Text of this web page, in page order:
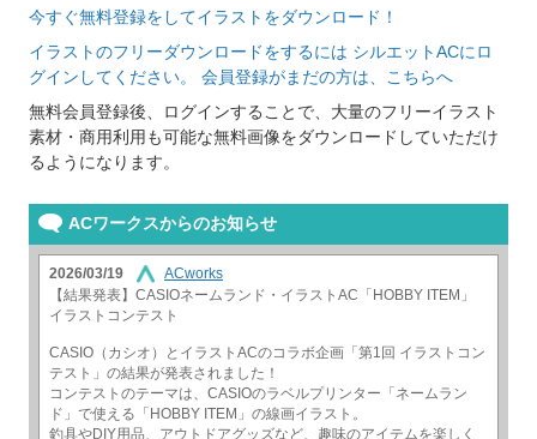
今すぐ無料登録をしてイラストをダウンロード！
イラストのフリーダウンロードをするには シルエットACにロ
グインしてください。 会員登録がまだの方は、こちらへ
無料会員登録後、ログインすることで、大量のフリーイラスト
素材・商用利用も可能な無料画像をダウンロードしていただけ
るようになります。